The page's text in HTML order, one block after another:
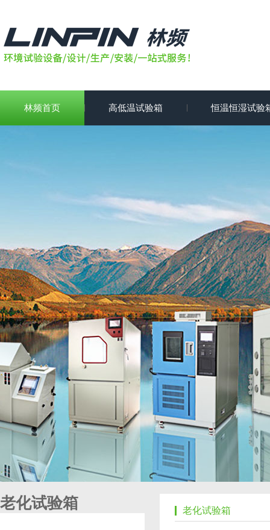
林频首页 高低温试验箱 恒温恒湿试验
老化试验箱 老化试验箱